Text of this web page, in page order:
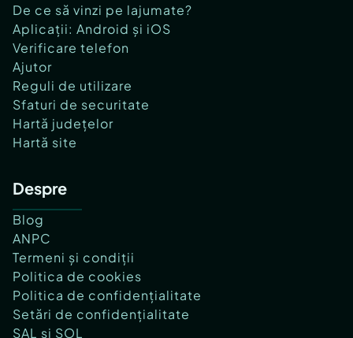
De ce să vinzi pe lajumate?
Aplicații: Android și iOS
Verificare telefon
Ajutor
Reguli de utilizare
Sfaturi de securitate
Hartă județelor
Hartă site
Despre
Blog
ANPC
Termeni și condiții
Politica de cookies
Politica de confidențialitate
Setări de confidențialitate
SAL și SOL